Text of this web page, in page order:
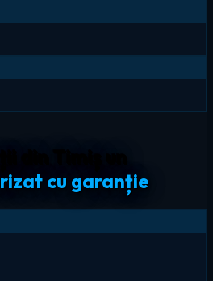
cu garanție